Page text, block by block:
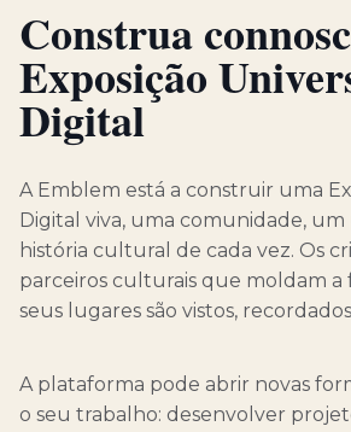
Construa
Exposição
Digital
A Emblem está a construir uma
Digital viva, uma comunidade, um
história cultural de cada vez. Os
parceiros culturais que moldam a
seus lugares são vistos,
A plataforma pode abrir novas
o seu trabalho: desenvolver